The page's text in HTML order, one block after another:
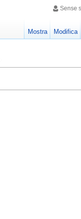
Sense
Mostra Modifica